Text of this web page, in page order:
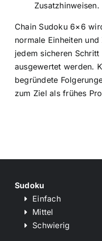
Zusatzhinweisen.
Chain Sudoku 6×6
normale Einheiten
jedem sicheren
ausgewertet werden.
begründete
zum Ziel als frühes
Sudoku
Einfach
Mittel
Schwierig